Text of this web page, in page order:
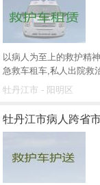
以病人为至上的救护精
急救车租车,私人出院救
牡丹江市 - 阳明区
牡丹江市病人跨省